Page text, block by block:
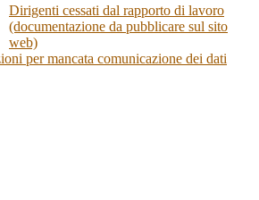
Dirigenti cessati dal rapporto di lavoro
(documentazione da pubblicare sul sito
web)
per mancata comunicazione dei dati